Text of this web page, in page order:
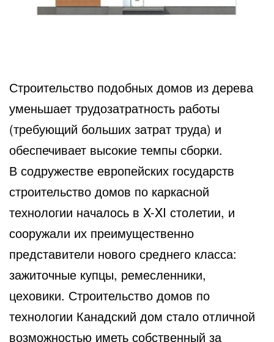
Строительство подобных домов из дерева
уменьшает трудозатратность работы
(требующий больших затрат труда) и
обеспечивает высокие темпы сборки.
В содружестве европейских государств
строительство домов по каркасной
технологии началось в X-XI столетии, и
сооружали их преимущественно
представители нового среднего класса:
зажиточные купцы, ремесленники,
цеховики. Строительство домов по
технологии Канадский дом стало отличной
возможностью иметь собственный за